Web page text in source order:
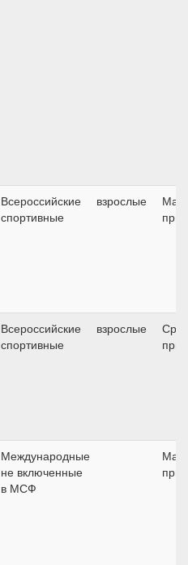
Всероссийские
спортивные
взрослые
приз
Всероссийские
спортивные
взрослые
Международные
не включенные
в МСФ
приз